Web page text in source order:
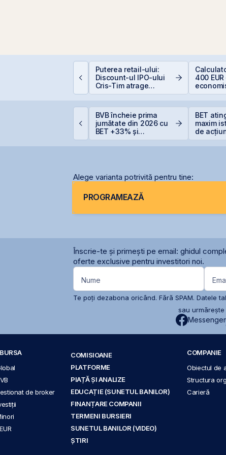
Puterea retail-ului:
Discount-ul IPO-ului
Cris-Tim atrage
subscrieri de peste 2
a companiei
400
BVB încheie prima
jumătate din 2026 cu
BET +33% și
BET
maxim
de
Alege varianta potrivită pentru tine:
PROGRAMEAZĂ
Înscrie-te și primești pe email: ghidul
oferte exclusive pentru investitori noi.
Nume
Te poți dezabona oricând. Fără SPAM. Datele
sau
Messenger
de broker
COMISIOANE
PLATFORME
PIAȚĂ ȘI ANALIZE
EDUCAȚIE (SUNETUL BANILOR)
FINANȚARE COMPANII
TERMENI BURSIERI
SUNETUL BANILOR (VIDEO)
ȘTIRI
COMPANIE
Obiectul de
Structura
Carieră